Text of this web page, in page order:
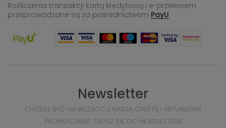
Rozliczenia transakcji kartą kredytową i e-przelewem
przeprowadzane są za pośrednictwem PayU
Newsletter
CHCESZ BYĆ NA BIEŻĄCO Z NASZĄ OFERTĄ I AKTUALNYMI
PROMOCJAMI? ZAPISZ SIĘ DO NEWSLETTERA